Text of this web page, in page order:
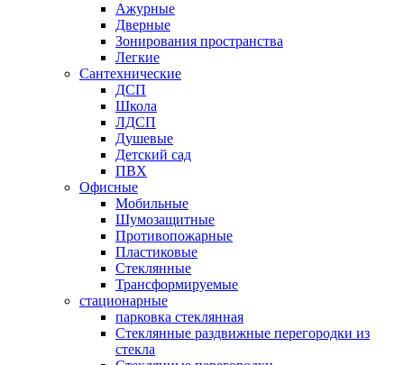
Ажурные
Дверные
Зонирования пространства
Легкие
Сантехнические
ДСП
Школа
ЛДСП
Душевые
Детский сад
ПВХ
Офисные
Мобильные
Шумозащитные
Противопожарные
Пластиковые
Стеклянные
Трансформируемые
стационарные
парковка стеклянная
Стеклянные раздвижные перегородки из
стекла